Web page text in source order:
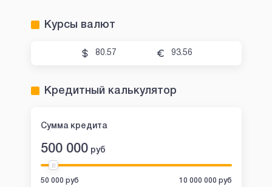
Курсы валют
80.57 93.56
Кредитный калькулятор
Сумма кредита
500 000 руб
50 000 руб 10 000 000 руб